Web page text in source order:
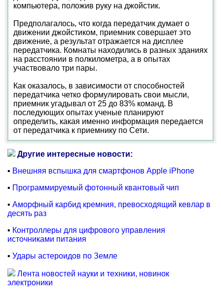
компьютера, положив руку на джойстик.
Предполагалось, что когда передатчик думает о
движении джойстиком, приемник совершает это
движение, а результат отражается на дисплее
передатчика. Комнаты находились в разных зданиях
на расстоянии в полкилометра, а в опытах
участвовало три пары.
Как оказалось, в зависимости от способностей
передатчика четко формулировать свои мысли,
приемник угадывал от 25 до 83% команд. В
последующих опытах ученые планируют
определить, какая именно информация передается
от передатчика к приемнику по Сети.
Другие интересные новости:
▪ Внешняя вспышка для смартфонов Apple iPhone
▪ Программируемый фотонный квантовый чип
▪ Аморфный карбид кремния, превосходящий кевлар в
десять раз
▪ Контроллеры для цифрового управления
источниками питания
▪ Удары астероидов по Земле
Лента новостей науки и техники, новинок
электроники